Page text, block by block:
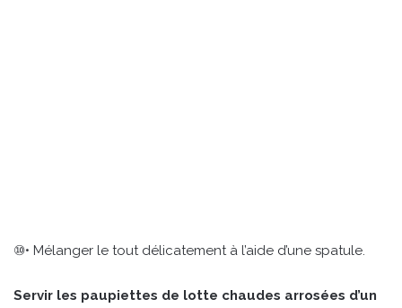
⑩• Mélanger le tout délicatement à l’aide d’une spatule.
Servir les paupiettes de lotte chaudes arrosées d’un